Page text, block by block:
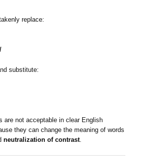
replace:
substitute:
are not acceptable in clear English
they can change the meaning of words
neutralization of contrast.